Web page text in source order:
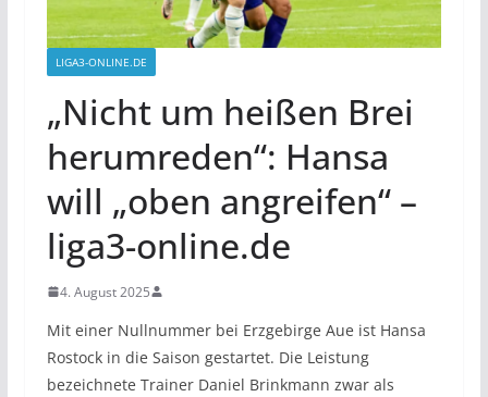
LIGA3-ONLINE.DE
„Nicht um heißen Brei
herumreden“: Hansa
will „oben angreifen“ –
liga3-online.de
4. August 2025
Mit einer Nullnummer bei Erzgebirge Aue ist Hansa
Rostock in die Saison gestartet. Die Leistung
bezeichnete Trainer Daniel Brinkmann zwar als